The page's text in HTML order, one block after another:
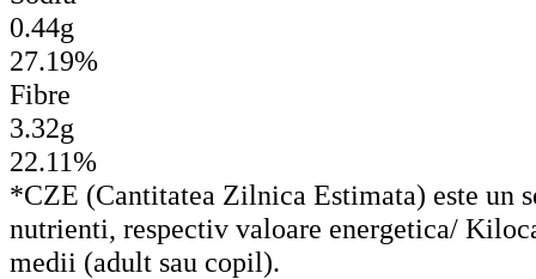
0.44g
27.19%
Fibre
3.32g
22.11%
*CZE (Cantitatea Zilnica Estimata) este
nutrienti, respectiv valoare energetica/
medii (adult sau copil).